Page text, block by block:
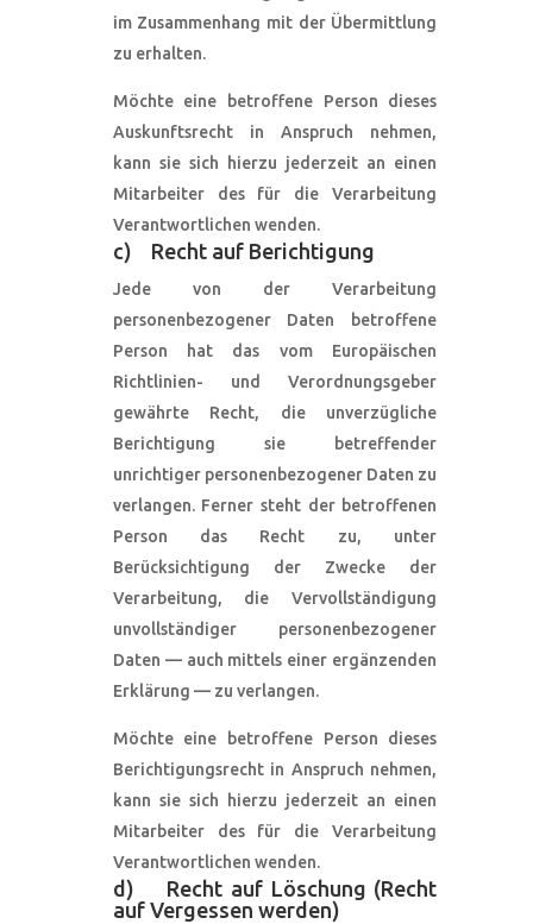
im Zusammenhang mit der Übermittlung
zu erhalten.
Möchte eine betroffene Person dieses
Auskunftsrecht in Anspruch nehmen,
kann sie sich hierzu jederzeit an einen
Mitarbeiter des für die Verarbeitung
Verantwortlichen wenden.
c) Recht auf Berichtigung
Jede von der Verarbeitung
personenbezogener Daten betroffene
Person hat das vom Europäischen
Richtlinien- und Verordnungsgeber
gewährte Recht, die unverzügliche
Berichtigung sie betreffender
unrichtiger personenbezogener Daten zu
verlangen. Ferner steht der betroffenen
Person das Recht zu, unter
Berücksichtigung der Zwecke der
Verarbeitung, die Vervollständigung
unvollständiger personenbezogener
Daten — auch mittels einer ergänzenden
Erklärung — zu verlangen.
Möchte eine betroffene Person dieses
Berichtigungsrecht in Anspruch nehmen,
kann sie sich hierzu jederzeit an einen
Mitarbeiter des für die Verarbeitung
Verantwortlichen wenden.
d) Recht auf Löschung (Recht
auf Vergessen werden)